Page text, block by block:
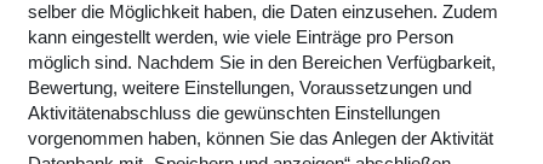
selber die Möglichkeit haben, die Daten einzusehen. Zudem
kann eingestellt werden, wie viele Einträge pro Person
möglich sind. Nachdem Sie in den Bereichen Verfügbarkeit,
Bewertung, weitere Einstellungen, Voraussetzungen und
Aktivitätenabschluss die gewünschten Einstellungen
vorgenommen haben, können Sie das Anlegen der Aktivität